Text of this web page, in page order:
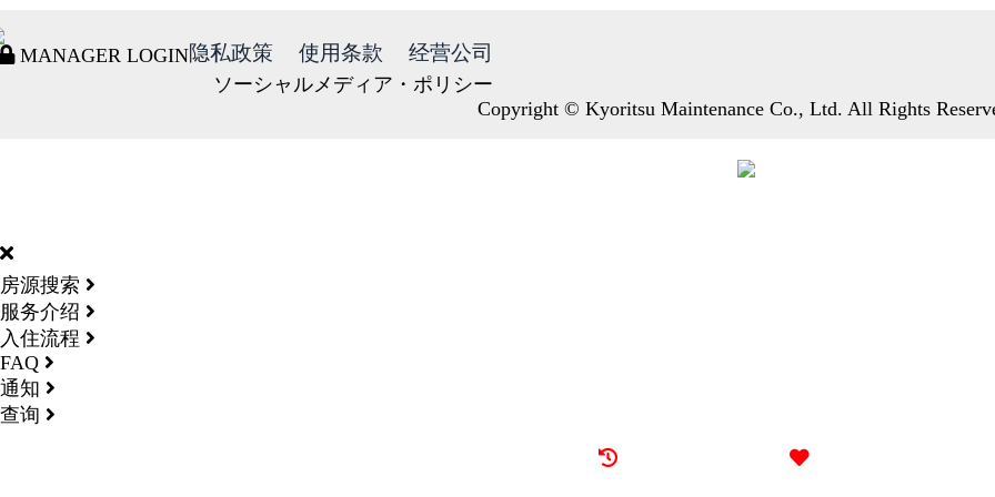
MANAGER LOGIN隐私政策 使用条款 经营公司
ソーシャルメディア・ポリシー
Copyright © Kyoritsu Maintenance Co., Ltd. All Rights
房源搜索
服务介绍
入住流程
FAQ
通知
查询